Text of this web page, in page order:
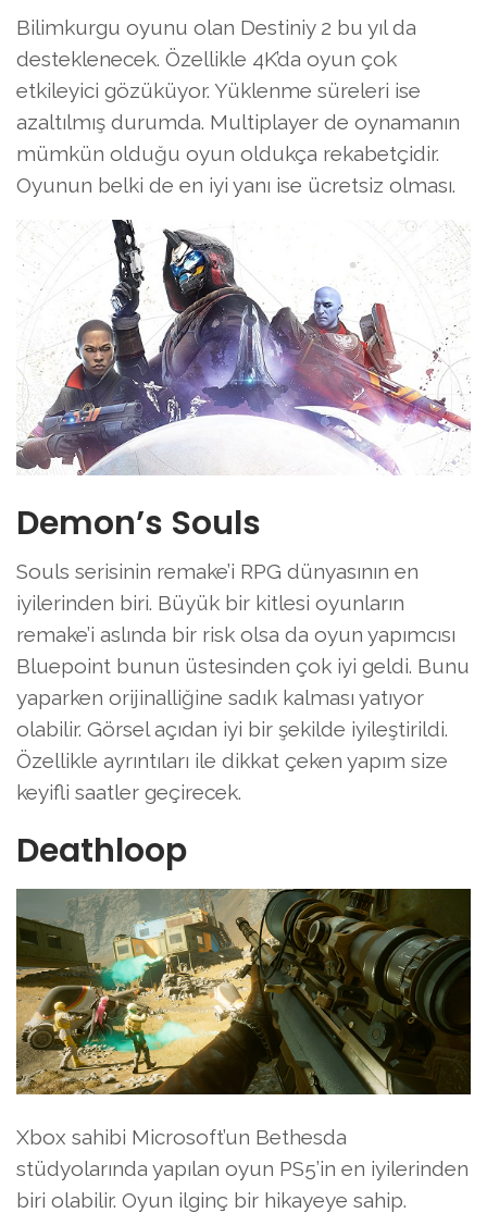
Bilimkurgu oyunu olan Destiniy 2 bu yıl da
desteklenecek. Özellikle 4K’da oyun çok
etkileyici gözüküyor. Yüklenme süreleri ise
azaltılmış durumda. Multiplayer de oynamanın
mümkün olduğu oyun oldukça rekabetçidir.
Oyunun belki de en iyi yanı ise ücretsiz olması.
Demon’s Souls
Souls serisinin remake’i RPG dünyasının en
iyilerinden biri. Büyük bir kitlesi oyunların
remake’i aslında bir risk olsa da oyun yapımcısı
Bluepoint bunun üstesinden çok iyi geldi. Bunu
yaparken orijinalliğine sadık kalması yatıyor
olabilir. Görsel açıdan iyi bir şekilde iyileştirildi.
Özellikle ayrıntıları ile dikkat çeken yapım size
keyifli saatler geçirecek.
Deathloop
Xbox sahibi Microsoft’un Bethesda
stüdyolarında yapılan oyun PS5’in en iyilerinden
biri olabilir. Oyun ilginç bir hikayeye sahip.